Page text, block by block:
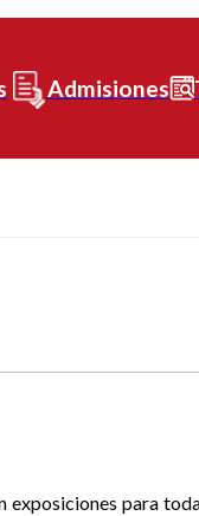
Admisiones
exposiciones para